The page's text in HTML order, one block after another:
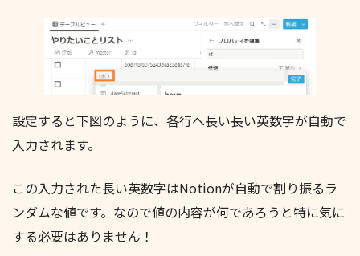
設定すると下図のように、各行へ長い長い英数字が自動で
入力されます。
この入力された長い英数字はNotionが自動で割り振るラ
ンダムな値です。なので値の内容が何であろうと特に気に
する必要はありません！